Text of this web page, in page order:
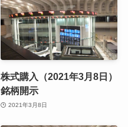
株式購入（2021年3月8日）
銘柄開示
2021年3月8日